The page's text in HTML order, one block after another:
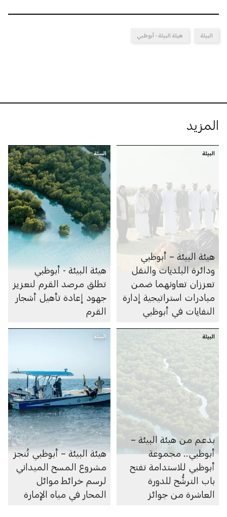
البيئة هيئة البيئة - أبوظبي
المزيد
البيئة
هيئة البيئة – أبوظبي
ودائرة البلديات والنقل
تعززان تعاونهما ضمن
مبادرات استراتيجية إدارة
النفايات في أبوظبي
البيئة
هيئة البيئة - أبوظبي
تطلق مرصد القرم لتعزيز
جهود إعادة تأهيل أشجار
القرم
البيئة
بدعم من هيئة البيئة –
أبوظبي.. مجموعة
أبوظبي للاستدامة تفتح
باب الترشُّح للدورة
العاشرة من جوائز
البيئة
هيئة البيئة – أبوظبي تُنجز
مشروع المسح الميداني
لرسم خرائط موائل
المحار في مياه الإمارة